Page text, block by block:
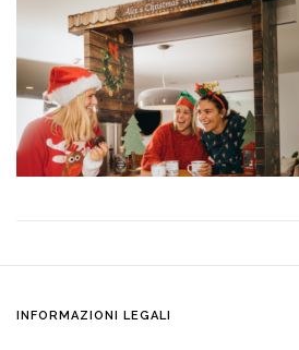
INFORMAZIONI LEGALI